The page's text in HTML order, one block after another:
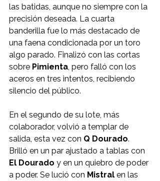
las batidas, aunque no siempre con la
precisión deseada. La cuarta
banderilla fue lo más destacado de
una faena condicionada por un toro
algo parado. Finalizó con las cortas
sobre Pimienta, pero falló con los
aceros en tres intentos, recibiendo
silencio del público.
En el segundo de su lote, más
colaborador, volvió a templar de
salida, esta vez con Q Dourado.
Brilló en un par ajustado a tablas con
El Dourado y en un quiebro de poder
a poder. Se lució con Mistral en las